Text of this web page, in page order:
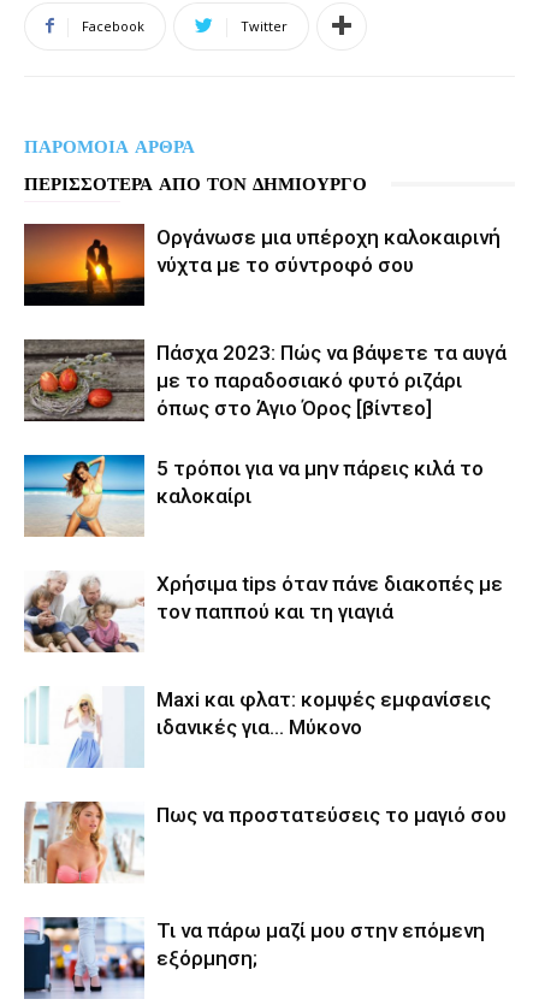
Facebook Twitter
ΠΑΡΟΜΟΙΑ ΑΡΘΡΑ
ΠΕΡΙΣΣΟΤΕΡΑ ΑΠΟ ΤΟΝ ΔΗΜΙΟΥΡΓΟ
Οργάνωσε μια υπέροχη καλοκαιρινή
νύχτα με το σύντροφό σου
Πάσχα 2023: Πώς να βάψετε τα αυγά
με το παραδοσιακό φυτό ριζάρι
όπως στο Άγιο Όρος [βίντεο]
5 τρόποι για να μην πάρεις κιλά το
καλοκαίρι
Χρήσιμα tips όταν πάνε διακοπές με
τον παππού και τη γιαγιά
Maxi και φλατ: κομψές εμφανίσεις
ιδανικές για… Μύκονο
Πως να προστατεύσεις το μαγιό σου
Τι να πάρω μαζί μου στην επόμενη
εξόρμηση;